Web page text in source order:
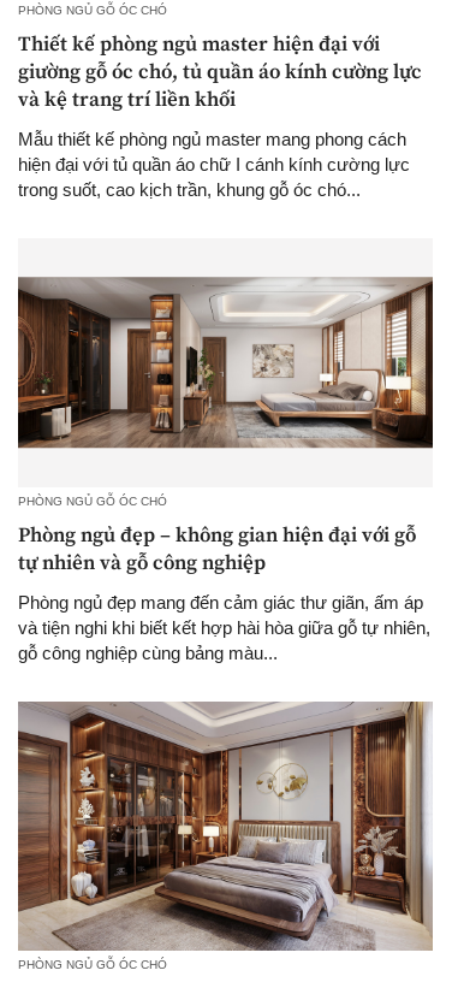
PHÒNG NGỦ GỖ ÓC CHÓ
Thiết kế phòng ngủ master hiện đại với
giường gỗ óc chó, tủ quần áo kính cường lực
và kệ trang trí liền khối
Mẫu thiết kế phòng ngủ master mang phong cách
hiện đại với tủ quần áo chữ I cánh kính cường lực
trong suốt, cao kịch trần, khung gỗ óc chó...
PHÒNG NGỦ GỖ ÓC CHÓ
Phòng ngủ đẹp – không gian hiện đại với gỗ
tự nhiên và gỗ công nghiệp
Phòng ngủ đẹp mang đến cảm giác thư giãn, ấm áp
và tiện nghi khi biết kết hợp hài hòa giữa gỗ tự nhiên,
gỗ công nghiệp cùng bảng màu...
PHÒNG NGỦ GỖ ÓC CHÓ